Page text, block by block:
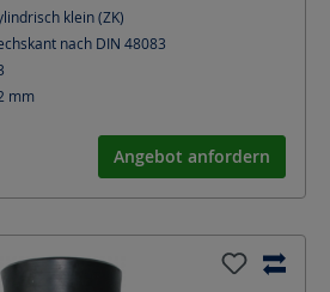
klein (ZK)
nach DIN 48083
mm
Angebot anfordern